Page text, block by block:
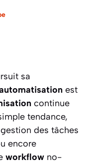
sa
est
continue
tendance,
des tâches
encore
workflow no-